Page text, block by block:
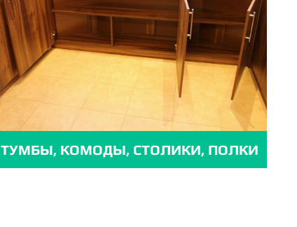
ТУМБЫ, КОМОДЫ, СТОЛИКИ, ПОЛКИ